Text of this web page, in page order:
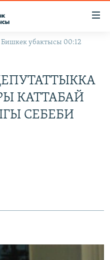
убактысы 00:12
КАТТАБАЙ
СЕБЕБИ